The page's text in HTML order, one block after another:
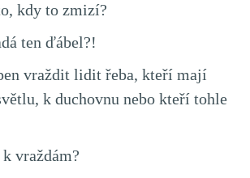
kdy to zmizí?
ten ďábel?!
vraždit lidit řeba, kteří mají
k duchovnu nebo kteří tohle
vraždám?